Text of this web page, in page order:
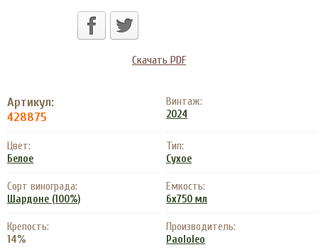
Скачать PDF
Артикул:
428875
Винтаж:
2024
Цвет:
Белое
Тип:
Сухое
Сорт винограда:
Шардоне (100%)
Емкость:
6x750 мл
Крепость:
14%
Производитель:
Paololeo